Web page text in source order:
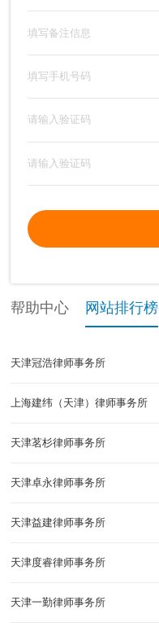
帮助中心 网站排行榜
天津冠浩律师事务所
上海建纬（天津）律师事务所
天津茗杉律师事务所
天津卓永律师事务所
天津益建律师事务所
天津度睿律师事务所
天津一勤律师事务所